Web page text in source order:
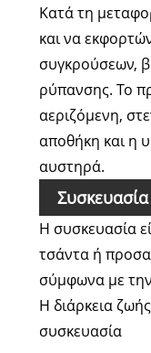
Ceramide NP
Κατά τη
και να
συγκρούσεων,
ρύπανσης. Το
αεριζόμενη,
αποθήκη και η
αυστηρά.
Συσκευασία
Aosen
Η συσκευασία
τσάντα ή
σύμφωνα με
Η διάρκεια
συσκευασία